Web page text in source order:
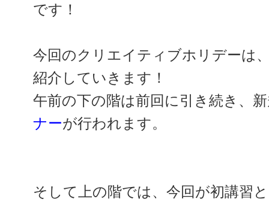
です！
今回のクリエイティブホリデーは
紹介していきます！
午前の下の階は前回に引き続き、
ナーが行われます。
そして上の階では、今回が初講習